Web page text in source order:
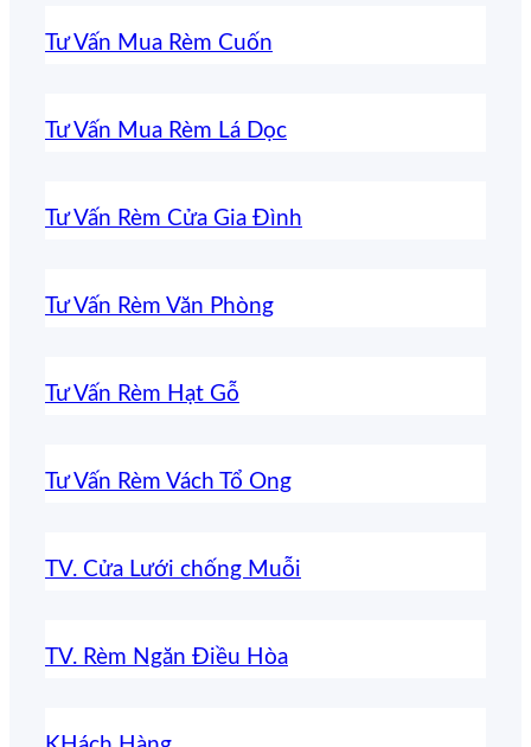
Tư Vấn Mua Rèm Cuốn
Tư Vấn Mua Rèm Lá Dọc
Tư Vấn Rèm Cửa Gia Đình
Tư Vấn Rèm Văn Phòng
Tư Vấn Rèm Hạt Gỗ
Tư Vấn Rèm Vách Tổ Ong
TV. Cửa Lưới chống Muỗi
TV. Rèm Ngăn Điều Hòa